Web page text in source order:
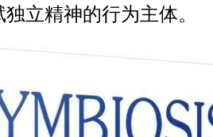
立精神的行为主体。